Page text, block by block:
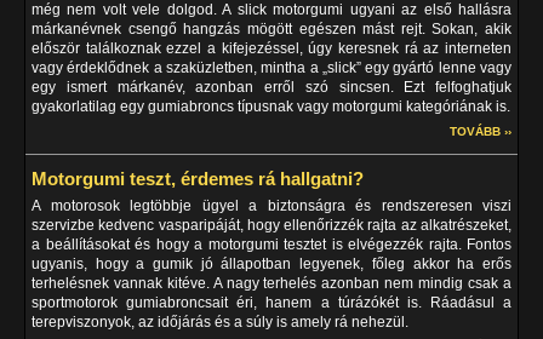
még nem volt vele dolgod. A slick motorgumi ugyani az első hallásra
márkanévnek csengő hangzás mögött egészen mást rejt. Sokan, akik
először találkoznak ezzel a kifejezéssel, úgy keresnek rá az interneten
vagy érdeklődnek a szaküzletben, mintha a „slick” egy gyártó lenne vagy
egy ismert márkanév, azonban erről szó sincsen. Ezt felfoghatjuk
gyakorlatilag egy gumiabroncs típusnak vagy motorgumi kategóriának is.
TOVÁBB ››
Motorgumi teszt, érdemes rá hallgatni?
A motorosok legtöbbje ügyel a biztonságra és rendszeresen viszi
szervizbe kedvenc vasparipáját, hogy ellenőrizzék rajta az alkatrészeket,
a beállításokat és hogy a motorgumi tesztet is elvégezzék rajta. Fontos
ugyanis, hogy a gumik jó állapotban legyenek, főleg akkor ha erős
terhelésnek vannak kitéve. A nagy terhelés azonban nem mindig csak a
sportmotorok gumiabroncsait éri, hanem a túrázókét is. Ráadásul a
terepviszonyok, az időjárás és a súly is amely rá nehezül.